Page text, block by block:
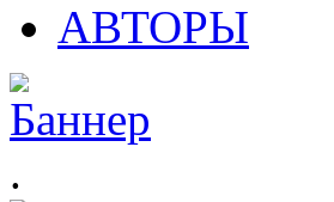
АВТОРЫ
.